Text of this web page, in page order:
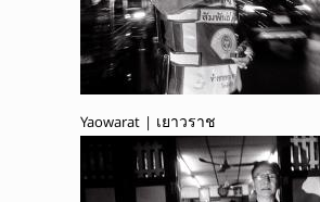
Yaowarat | เยาวราช